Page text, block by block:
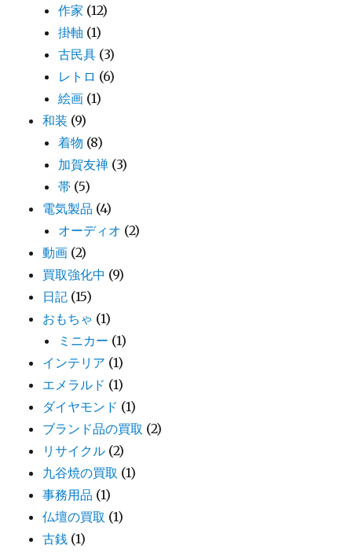
作家 (12)
掛軸 (1)
古民具 (3)
レトロ (6)
絵画 (1)
和装 (9)
着物 (8)
加賀友禅 (3)
帯 (5)
電気製品 (4)
オーディオ (2)
動画 (2)
買取強化中 (9)
日記 (15)
おもちゃ (1)
ミニカー (1)
インテリア (1)
エメラルド (1)
ダイヤモンド (1)
ブランド品の買取 (2)
リサイクル (2)
九谷焼の買取 (1)
事務用品 (1)
仏壇の買取 (1)
古銭 (1)